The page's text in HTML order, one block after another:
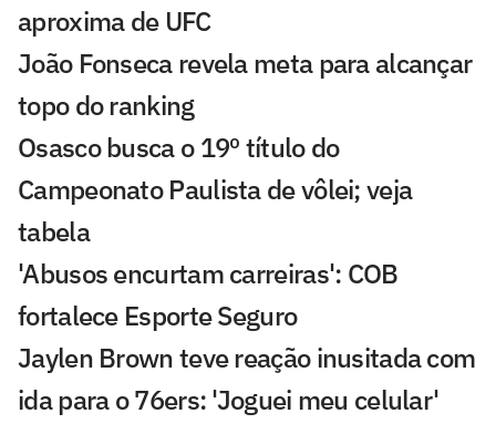
aproxima de UFC
João Fonseca revela meta para alcançar
topo do ranking
Osasco busca o 19º título do
Campeonato Paulista de vôlei; veja
tabela
'Abusos encurtam carreiras': COB
fortalece Esporte Seguro
Jaylen Brown teve reação inusitada com
ida para o 76ers: 'Joguei meu celular'